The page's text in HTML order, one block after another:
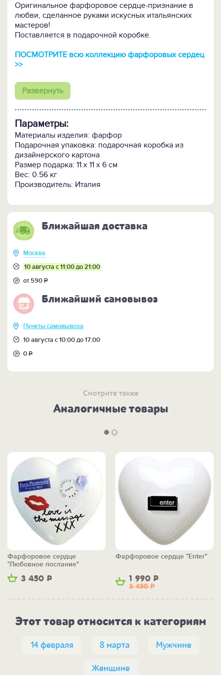
Оригинальное фарфоровое сердце-признание в
любви, сделанное руками искусных итальянских
мастеров!
Поставляется в подарочной коробке.
ПОСМОТРИТЕ всю коллекцию фарфоровых сердец
>>
Развернуть
Параметры:
Материалы изделия: фарфор
Подарочная упаковка: подарочная коробка из
дизайнерского картона
Размер подарка: 11 x 11 x 6 см
Вес: 0.56 кг
Производитель: Италия
Ближайшая доставка
Москва
10 августа с 11:00 до 21:00
от 590Р
Ближайший самовывоз
Пункты самовывоза
10 августа с 10:00 до 17:00
0Р
Смотрите также
Аналогичные товары
3 450 Р
Фарфоровое сердце
"Любовное послание"
1 990 Р
3 450Р
Фарфоровое сердце "Enter"
Этот товар относится к категориям
14 февраля 8 марта Мужчине
Женщине